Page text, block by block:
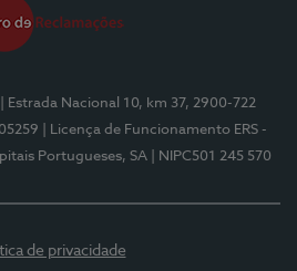
| Estrada Nacional 10, km 37, 2900-722
| Licença de Funcionamento ERS -
Portugueses, SA | NIPC501 245 570
de privacidade